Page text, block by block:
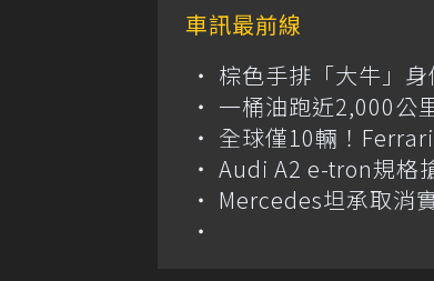
車訊最前線
棕色手排「大牛」
一桶油跑近2,000公
全球僅10輛！
Audi A2 e-tron規格
Mercedes坦承取消